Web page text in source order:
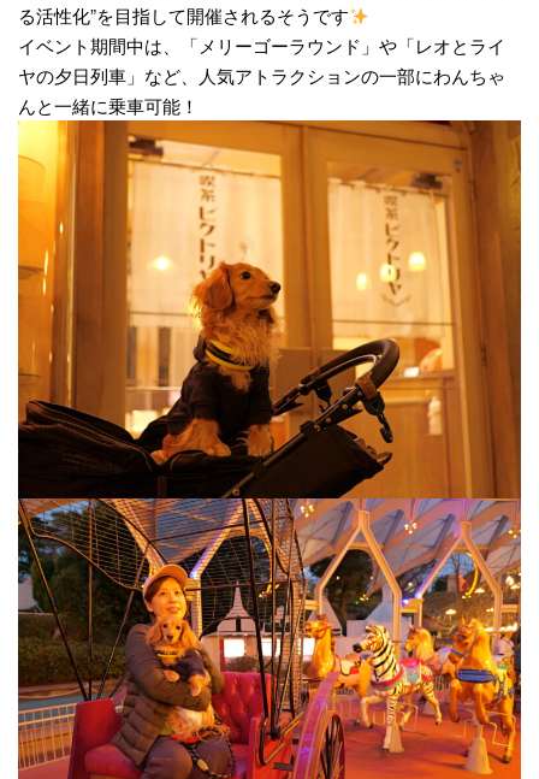
る活性化”を目指して開催されるそうです
イベント期間中は、「メリーゴーラウンド」や「レオとライ
ヤの夕日列車」など、人気アトラクションの一部にわんちゃ
んと一緒に乗車可能！